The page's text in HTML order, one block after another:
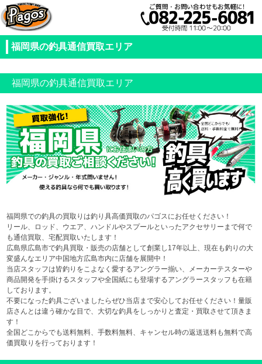
福岡県の釣具通信買取エリア
福岡県の釣具通信買取エリア
福岡県での釣具の買取りは釣り具高価買取のパゴスにお任せください！
リール、ロッド、ウエア、ハンドルやスプールといったアクセサリーまで何で
も通信買取、宅配買取いたします！
広島県広島市で釣具買取・販売の店舗として創業し17年以上、現在も釣りの大
変盛んなエリア中国地方広島市内に店舗を展開中！
当店スタッフは皆釣りをこよなく愛するアングラー揃い、メーカーテスターや
商品開発を手掛けるスタッフや全国紙にも登場するアングラースタッフも在籍
しております。
不要になった釣具ございましたらぜひ当店まで安心してお任せください！量販
店さんとは違う確かな目で、大切な釣具をしっかりと査定・買取させて頂きま
す！
全国どこからでも送料無料、手数料無料、キャンセル時の返送送料も無料で高
価買取りを行っております！